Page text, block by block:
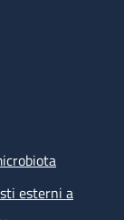
esterni a